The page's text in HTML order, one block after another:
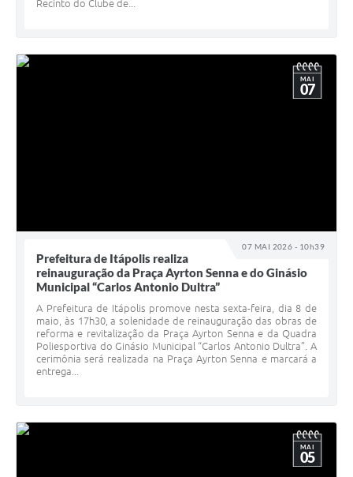
Recinto do Clube de...
07 MAI 2026 - 10h39
MAI
07
Prefeitura de Itápolis realiza
reinauguração da Praça Ayrton Senna e do Ginásio
Municipal “Carlos Antonio Dultra”
A Prefeitura de Itápolis promove nesta sexta-feira, dia 8 de
maio, às 17h30, a solenidade de reinauguração das obras de
reforma e revitalização da Praça Ayrton Senna e da Quadra
Poliesportiva do Ginásio Municipal “Carlos Antonio Dultra”. A
cerimônia será realizada na Praça Ayrton Senna e marcará a
entrega...
MAI
05